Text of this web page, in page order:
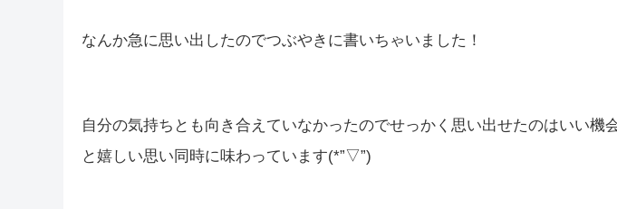
なんか急に思い出したのでつぶやきに書いちゃいました！
自分の気持ちとも向き合えていなかったのでせっかく思い出せたのはいい機
と嬉しい思い同時に味わっています(*”▽”)